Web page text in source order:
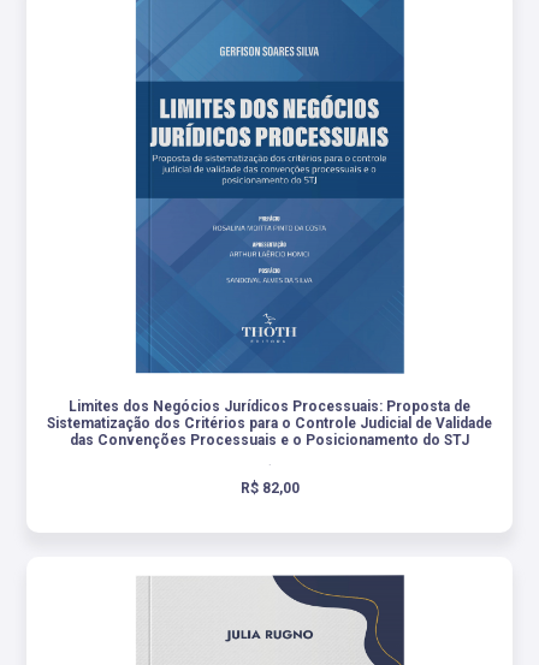
Limites dos Negócios Jurídicos Processuais: Proposta de
Sistematização dos Critérios para o Controle Judicial de Validade
das Convenções Processuais e o Posicionamento do STJ
R$ 82,00